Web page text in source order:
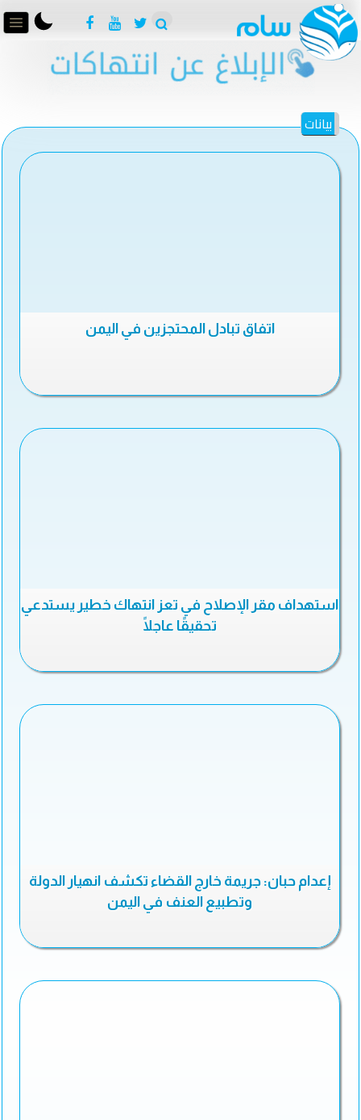
بيانات
اتفاق تبادل المحتجزين في اليمن
استهداف مقر الإصلاح في تعز انتهاك خطير يستدعي
تحقيقًا عاجلًا
إعدام حبان: جريمة خارج القضاء تكشف انهيار الدولة
وتطبيع العنف في اليمن